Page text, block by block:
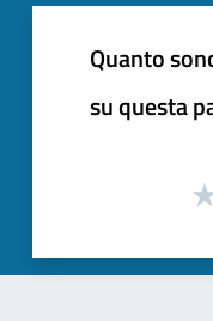
Quanto
su questa